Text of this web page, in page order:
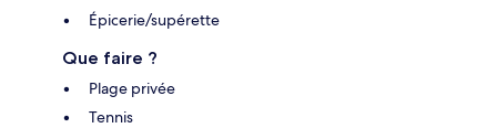
Épicerie/supérette
Que faire ?
Plage privée
Tennis